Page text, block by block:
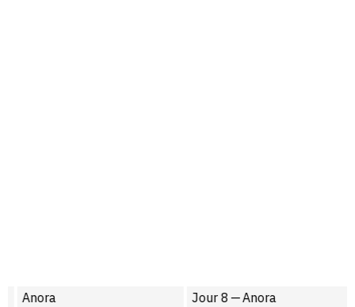
Anora Jour 8 — Anora